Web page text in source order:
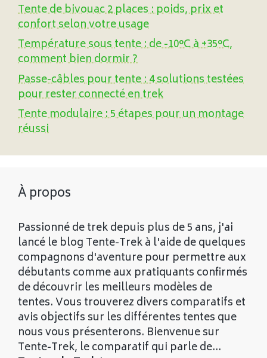
Tente de bivouac 2 places : poids, prix et
confort selon votre usage
Température sous tente : de -10°C à +35°C,
comment bien dormir ?
Passe-câbles pour tente : 4 solutions testées
pour rester connecté en trek
Tente modulaire : 5 étapes pour un montage
réussi
À propos
Passionné de trek depuis plus de 5 ans, j'ai
lancé le blog Tente-Trek à l'aide de quelques
compagnons d'aventure pour permettre aux
débutants comme aux pratiquants confirmés
de découvrir les meilleurs modèles de
tentes. Vous trouverez divers comparatifs et
avis objectifs sur les différentes tentes que
nous vous présenterons. Bienvenue sur
Tente-Trek, le comparatif qui parle de...